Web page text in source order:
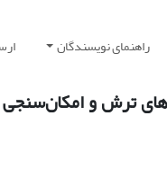
راهنمای نویسندگان
ترش و